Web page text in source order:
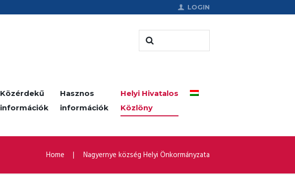
LOGIN
Közérdekű
információk
Hasznos
információk
Helyi Hivatalos
Közlöny
Home Nagyernye község Helyi Önkormányzata